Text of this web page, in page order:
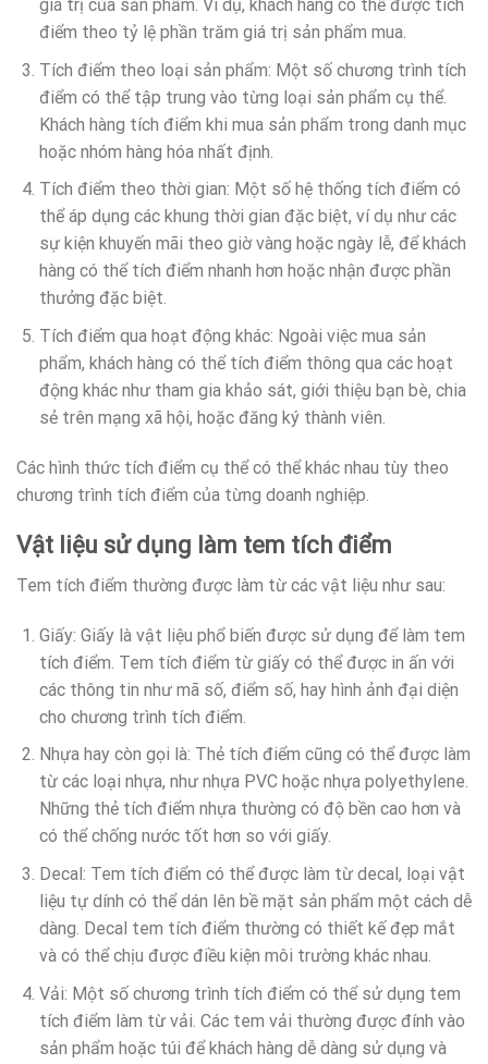
giá trị của sản phẩm. Ví dụ, khách hàng có thể được tích
điểm theo tỷ lệ phần trăm giá trị sản phẩm mua.
Tích điểm theo loại sản phẩm: Một số chương trình tích
điểm có thể tập trung vào từng loại sản phẩm cụ thể.
Khách hàng tích điểm khi mua sản phẩm trong danh mục
hoặc nhóm hàng hóa nhất định.
Tích điểm theo thời gian: Một số hệ thống tích điểm có
thể áp dụng các khung thời gian đặc biệt, ví dụ như các
sự kiện khuyến mãi theo giờ vàng hoặc ngày lễ, để khách
hàng có thể tích điểm nhanh hơn hoặc nhận được phần
thưởng đặc biệt.
Tích điểm qua hoạt động khác: Ngoài việc mua sản
phẩm, khách hàng có thể tích điểm thông qua các hoạt
động khác như tham gia khảo sát, giới thiệu bạn bè, chia
sẻ trên mạng xã hội, hoặc đăng ký thành viên.
Các hình thức tích điểm cụ thể có thể khác nhau tùy theo
chương trình tích điểm của từng doanh nghiệp.
Vật liệu sử dụng làm tem tích điểm
Tem tích điểm thường được làm từ các vật liệu như sau:
Giấy: Giấy là vật liệu phổ biến được sử dụng để làm tem
tích điểm. Tem tích điểm từ giấy có thể được in ấn với
các thông tin như mã số, điểm số, hay hình ảnh đại diện
cho chương trình tích điểm.
Nhựa hay còn gọi là: Thẻ tích điểm cũng có thể được làm
từ các loại nhựa, như nhựa PVC hoặc nhựa polyethylene.
Những thẻ tích điểm nhựa thường có độ bền cao hơn và
có thể chống nước tốt hơn so với giấy.
Decal: Tem tích điểm có thể được làm từ decal, loại vật
liệu tự dính có thể dán lên bề mặt sản phẩm một cách dễ
dàng. Decal tem tích điểm thường có thiết kế đẹp mắt
và có thể chịu được điều kiện môi trường khác nhau.
Vải: Một số chương trình tích điểm có thể sử dụng tem
tích điểm làm từ vải. Các tem vải thường được đính vào
sản phẩm hoặc túi để khách hàng dễ dàng sử dụng và